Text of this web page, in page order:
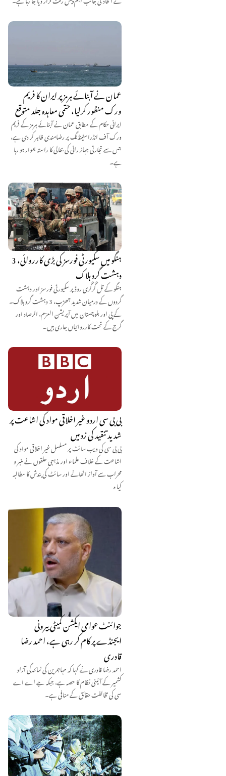
عمان نے آبنائے ہرمز پر ایران کا فریم
ورک منظور کرلیا، حتمی معاہدہ جلد متوقع
ایرانی حکام کے مطابق عمان نے آبنائے ہرمز کے فریم
ورک آف انڈراسٹینڈنگ پر رضامندی ظاہر کر دی ہے،
جس سے تجارتی جہاز رانی کی بحالی کا راستہ ہموار ہو رہا
ہے۔
ہنگو میں سکیورٹی فورسز کی بڑی کارروائی، 3
دہشت گرد ہلاک
ہنگو کے تل گُرگُری روڈ پر سکیورٹی فورسز اور دہشت
گردوں کے درمیان شدید جھڑپ، 3 دہشت گرد ہلاک۔
کے پی اور بلوچستان میں آپریشن العزم، الرصاد اور
گرج کے تحت کارروائیاں جاری ہیں۔
بی بی سی اردو غیر اخلاقی مواد کی اشاعت پر
شدید تنقید کی زد میں
بی بی سی کی ویب سائٹ پر مسلسل غیر اخلاقی مواد کی
اشاعت کے خلاف علماء اور مذہبی حلقوں نے منبر و
محراب سے آواز اٹھانے اور سائٹ کی بندش کا مطالبہ
کیا ہ
جوائنٹ عوامی ایکشن کمیٹی بیرونی
ایجنڈے پر کام کر رہی ہے، احمد رضا
قادری
احمد رضا قادری نے کہا کہ مہاجرین کی نمائندگی آزاد
کشمیر کے آئینی نظام کا حصہ ہے، جبکہ جے اے اے
سی کی مخالفت حقائق کے منافی ہے۔